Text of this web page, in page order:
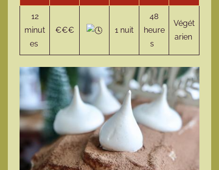
12
minut
es
€€€ 1 nuit
48
heure
s
Végét
arien